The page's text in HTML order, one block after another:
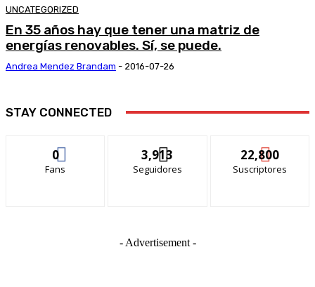
UNCATEGORIZED
En 35 años hay que tener una matriz de
energías renovables. Sí, se puede.
Andrea Mendez Brandam - 2016-07-26
STAY CONNECTED
0
Fans
3,913
Seguidores
22,800
Suscriptores
- Advertisement -